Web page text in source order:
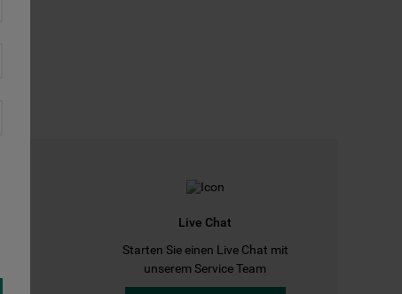
Live Chat
Starten Sie einen Live Chat mit
unserem Service Team